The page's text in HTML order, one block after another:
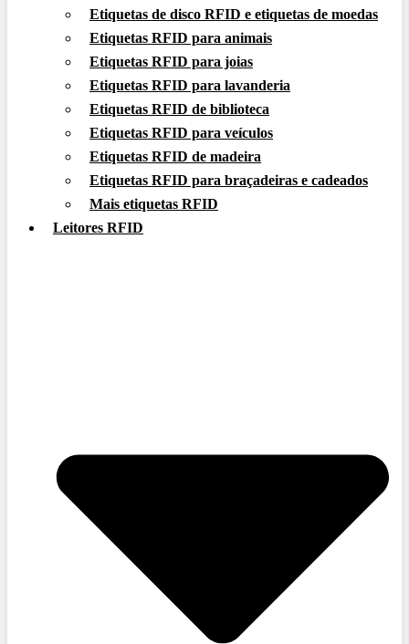
Etiquetas de disco RFID e etiquetas de moedas
Etiquetas RFID para animais
Etiquetas RFID para joias
Etiquetas RFID para lavanderia
Etiquetas RFID de biblioteca
Etiquetas RFID para veículos
Etiquetas RFID de madeira
Etiquetas RFID para braçadeiras e cadeados
Mais etiquetas RFID
Leitores RFID